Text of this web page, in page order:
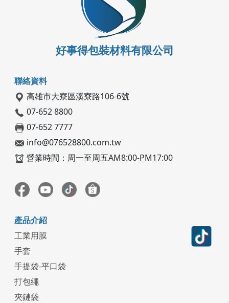
好事得包裝材料有限公司
聯絡資料
高雄市大寮區溪寮路106-6號
07-652 8800
07-652 7777
info@076528800.com.tw
營業時間：周一至周五AM8:00-PM17:00
產品介紹
工業用膜
手套
手提袋-平口袋
打包繩
夾鏈袋